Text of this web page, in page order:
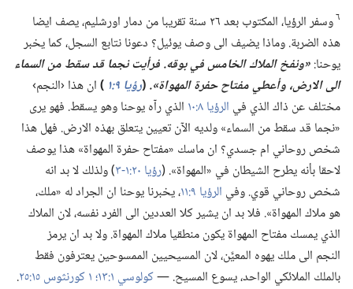
٦
وسفر الرؤيا،‏ المكتوب بعد ٢٦ سنة تقريبا من دمار اورشليم،‏ يصف ايضا
هذه الضربة.‏ وماذا يضيف الى وصف يوئيل؟‏ دعونا نتابع السجل،‏ كما يخبر
يوحنا:‏‏«ونفخ الملاك الخامسفيبوقه.‏ فرأيت نجما قد سقط من السماء
الى الارض،‏ وأعطي مفتاح حفرة المهواة».‏‏(‏رؤيا ٩:‏١ ‏)‏ان هذا ‹النجم›
مختلف عن ذاك الذي في الرؤيا ٨:‏١٠
الذي رآه يوحنا وهو يسقط.‏ فهو يرى
«نجما قد سقط من السماء» ولديه الآن تعيين يتعلق بهذه الارض.‏ فهل هذا
شخص روحاني ام جسدي؟‏ ان ماسك «مفتاح حفرة المهواة» هذا يوصف
لاحقا بأنه يطرح الشيطان في «المهواة».‏ (‏رؤيا ٢٠:‏​١-‏٣
‏)‏ ولذلك لا بد انه
شخص روحاني قوي.‏ وفي الرؤيا ٩:‏١١
‏،‏ يخبرنا يوحنا ان الجراد له «ملك،‏
هو ملاك المهواة».‏ فلا بد ان يشير كلا العددين الى الفرد نفسه،‏ لان الملاك
الذي يمسك مفتاح المهواة يكون منطقيا ملاك المهواة.‏ ولا بد ان يرمز
النجم الى ملك يهوه المعيَّن،‏ لان المسيحيين الممسوحين يعترفون فقط
بالملك الملائكي الواحد،‏ يسوع المسيح.‏ —‏كولوسي ١:‏١٣؛‏ ‏.‏